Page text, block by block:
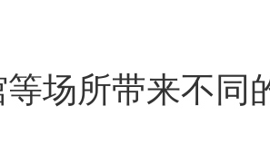
场所带来不同